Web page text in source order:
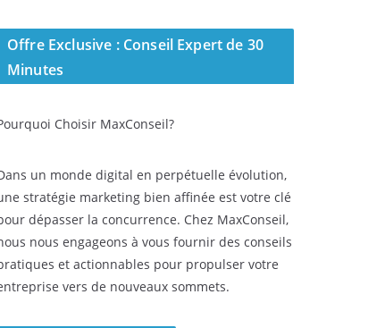
Offre Exclusive : Conseil Expert de 30
Minutes
Choisir MaxConseil?
un monde digital en perpétuelle évolution,
stratégie marketing bien affinée est votre clé
dépasser la concurrence. Chez MaxConseil,
nous engageons à vous fournir des conseils
et actionnables pour propulser votre
vers de nouveaux sommets.